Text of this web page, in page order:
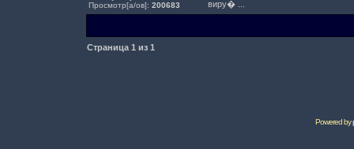
Просмотр[а/ов]: 200683
виру� ...
Страница 1 из 1
Powered by